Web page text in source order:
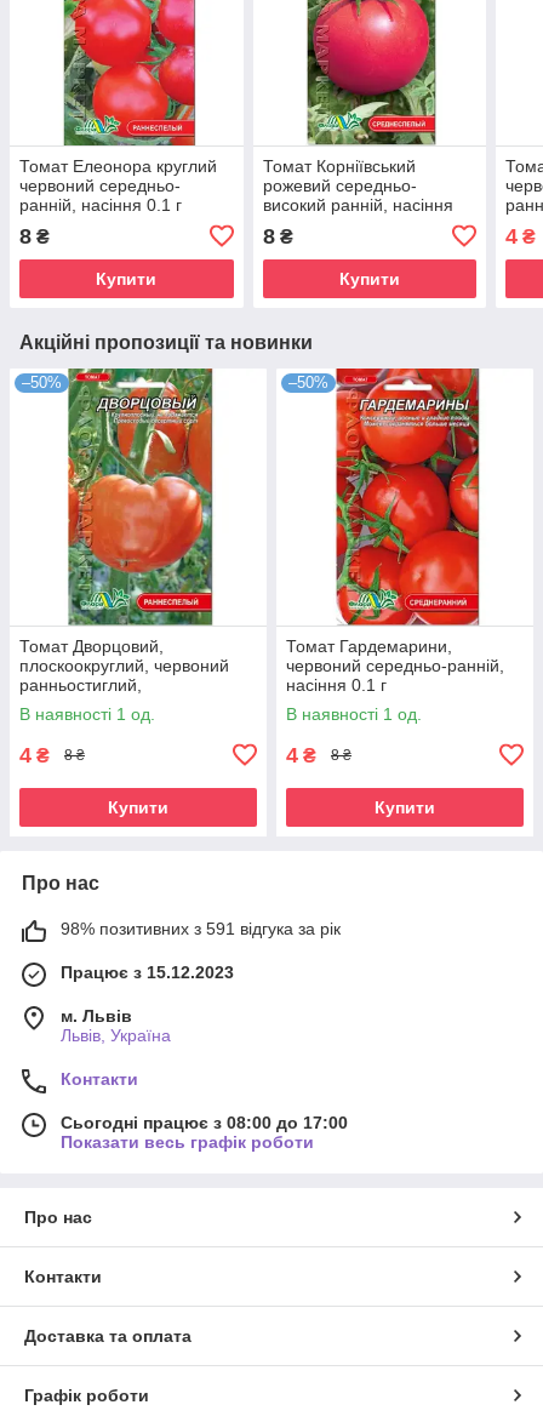
Томат Елеонора круглий
червоний середньо-
ранній, насіння 0.1 г
8 ₴
Купити
Томат Корніївський
рожевий середньо-
високий ранній, насіння
8₴
Купити
4 ₴
Акційні пропозиції та новинки
–50%
Томат Дворцовий,
плоскоокруглий, червоний
ранньостиглий,
середньорослий,
універсальний, насіння 0.1г
В наявності 1 од.
4 ₴ 8 ₴
Купити
–50%
Томат Гардемарини,
червоний середньо-ранній,
насіння 0.1 г
В наявності 1 од.
4 ₴ 8 ₴
Купити
Про нас
98% позитивних з 591 відгука за рік
Працює з 15.12.2023
м. Львів
Львів, Україна
Контакти
Сьогодні працює з 08:00 до 17:00
Показати весь графік роботи
Про нас
Контакти
Доставка та оплата
Графік роботи